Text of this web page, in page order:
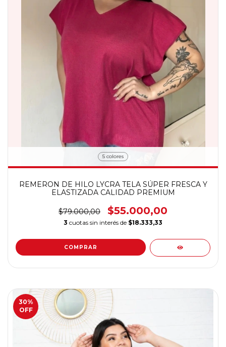
5 colores
REMERON DE HILO LYCRA TELA SÚPER FRESCA Y
ELASTIZADA CALIDAD PREMIUM
$79.000,00 $55.000,00
3 cuotas sin interés de $18.333,33
COMPRAR
30%
OFF